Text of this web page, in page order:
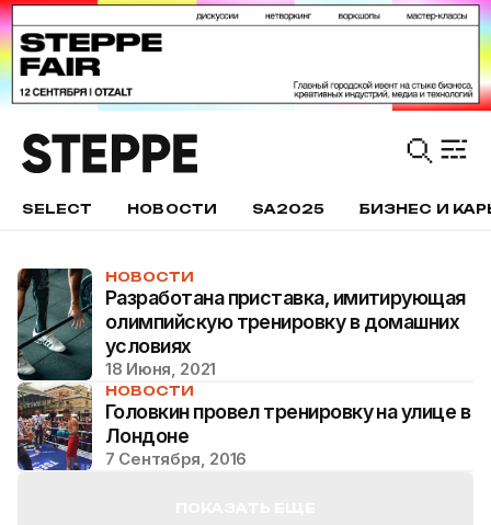
SELECT НОВОСТИ SA2025 БИЗНЕС И
НОВОСТИ
Разработана приставка, имитирующая
олимпийскую тренировку в домашних
условиях
18 Июня, 2021
НОВОСТИ
Головкин провел тренировку на улице в
Лондоне
7 Сентября, 2016